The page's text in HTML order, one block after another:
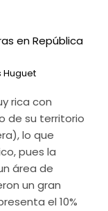
Huguet
rica con
de su territorio
lo que
pues la
área de
un gran
el 10%